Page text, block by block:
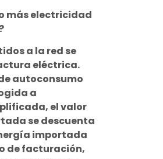
más electricidad
a la red se
eléctrica.
autoconsumo
a
el valor
se descuenta
importada
de facturación,